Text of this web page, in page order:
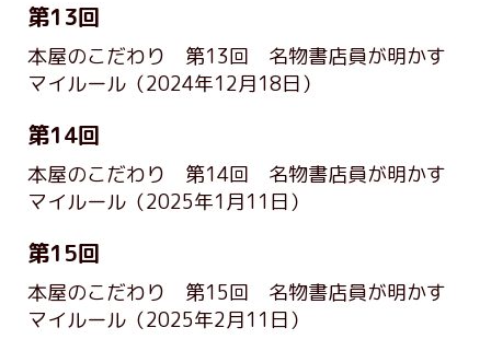
第13回
本屋のこだわり 第13回 名物書店員が明かす
マイルール （2024年12月18日）
第14回
本屋のこだわり 第14回 名物書店員が明かす
マイルール （2025年1月11日）
第15回
本屋のこだわり 第15回 名物書店員が明かす
マイルール （2025年2月11日）